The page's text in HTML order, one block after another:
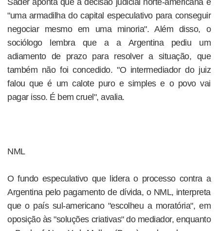
Sader aponta que a decisão judicial norte-americana é
"uma armadilha do capital especulativo para conseguir
negociar mesmo em uma minoria". Além disso, o
sociólogo lembra que a a Argentina pediu um
adiamento de prazo para resolver a situação, que
também não foi concedido. "O intermediador do juiz
falou que é um calote puro e simples e o povo vai
pagar isso. É bem cruel", avalia.
NML
O fundo especulativo que lidera o processo contra a
Argentina pelo pagamento de dívida, o NML, interpreta
que o país sul-americano "escolheu a moratória", em
oposição às "soluções criativas" do mediador, enquanto